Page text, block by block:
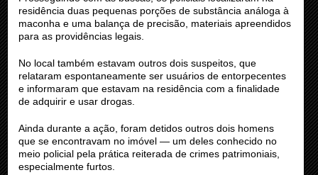
residência duas pequenas porções de substância análoga à
maconha e uma balança de precisão, materiais apreendidos
para as providências legais.
No local também estavam outros dois suspeitos, que
relataram espontaneamente ser usuários de entorpecentes
e informaram que estavam na residência com a finalidade
de adquirir e usar drogas.
Ainda durante a ação, foram detidos outros dois homens
que se encontravam no imóvel — um deles conhecido no
meio policial pela prática reiterada de crimes patrimoniais,
especialmente furtos.